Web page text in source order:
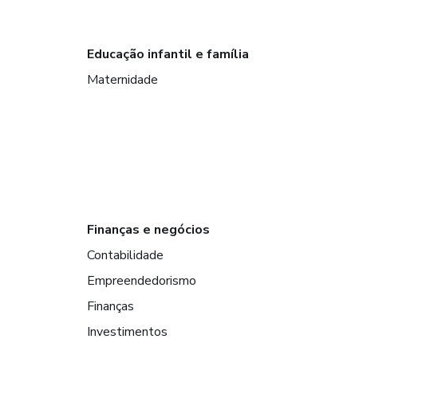
Educação infantil e família
Maternidade
Finanças e negócios
Contabilidade
Empreendedorismo
Finanças
Investimentos